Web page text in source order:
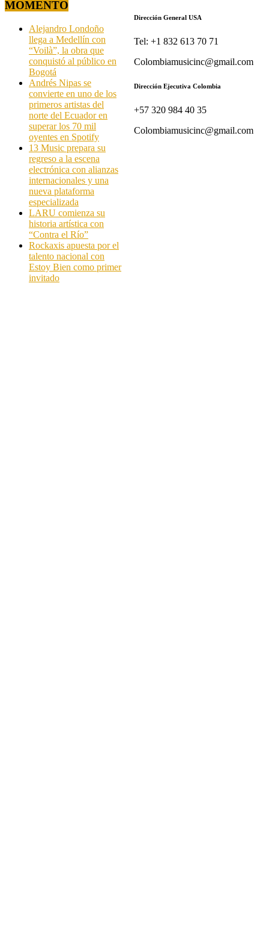
MOMENTO
Alejandro Londoño
llega a Medellín con
“Voilà”, la obra que
conquistó al público en
Bogotá
Andrés Nipas se
convierte en uno de los
primeros artistas del
norte del Ecuador en
superar los 70 mil
oyentes en Spotify
13 Music prepara su
regreso a la escena
electrónica con alianzas
internacionales y una
nueva plataforma
especializada
LARU comienza su
historia artística con
“Contra el Río”
Rockaxis apuesta por el
talento nacional con
Estoy Bien como primer
invitado
Dirección General USA
Tel: +1 832 613 70 71
Colombiamusicinc@gmail.com
Dirección Ejecutiva Colombia
+57 320 984 40 35
Colombiamusicinc@gmail.com